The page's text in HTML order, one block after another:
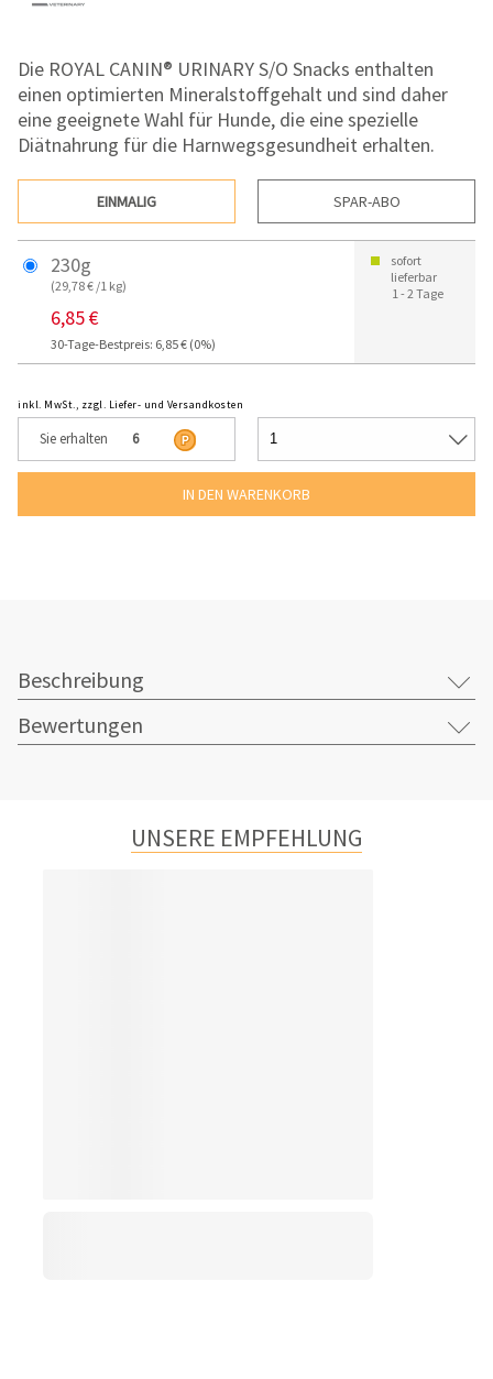
Die ROYAL CANIN® URINARY S/O Snacks enthalten
einen optimierten Mineralstoffgehalt und sind daher
eine geeignete Wahl für Hunde, die eine spezielle
Diätnahrung für die Harnwegsgesundheit erhalten.
EINMALIG SPAR-ABO
230g
(29,78 € /1 kg)
6,85 €
30-Tage-Bestpreis: 6,85 € (0%)
sofort
lieferbar
1 - 2 Tage
inkl. MwSt., zzgl. Liefer- und Versandkosten
Sie erhalten 6
Beschreibung
Bewertungen
UNSERE EMPFEHLUNG